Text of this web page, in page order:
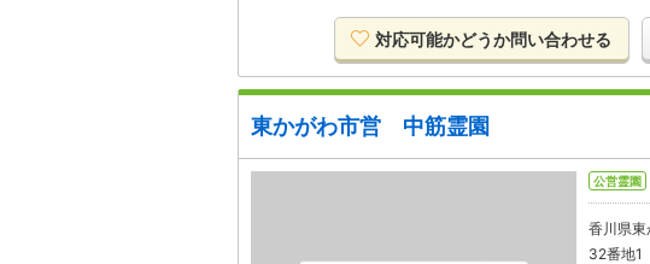
対応可能かどうか問い合わせる
東かがわ市営 中筋霊園
公営霊園
香川県
32番地1